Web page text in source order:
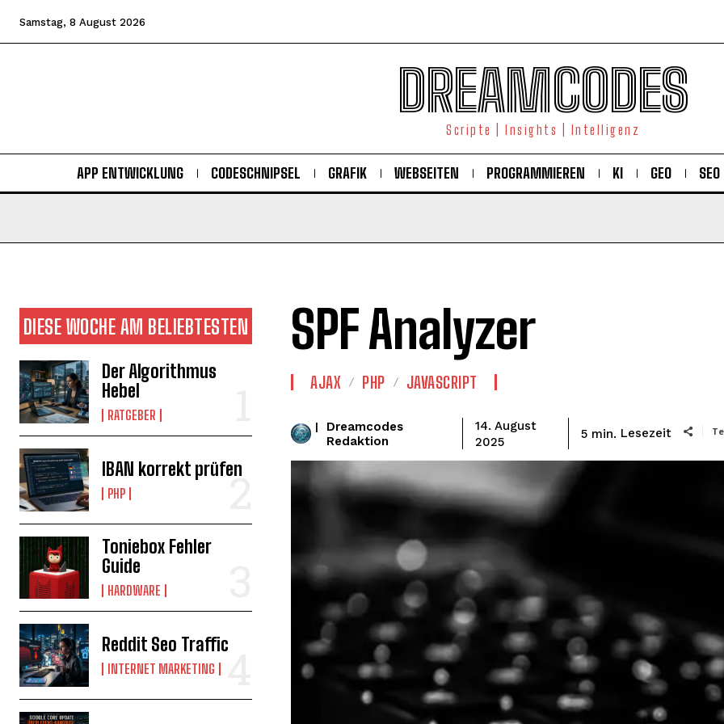
Samstag, 8 August 2026
DREAMCODES
Scripte | Insights | Intelligenz
APP ENTWICKLUNG CODESCHNIPSEL GRAFIK WEBSEITEN PROGRAMMIEREN KI GEO SEO
DIESE WOCHE AM BELIEBTESTEN
Der Algorithmus
Hebel
RATGEBER
IBAN korrekt prüfen
PHP
Toniebox Fehler
Guide
HARDWARE
Reddit Seo Traffic
INTERNET MARKETING
SPF Analyzer
AJAX PHP JAVASCRIPT
|
Dreamcodes
Redaktion
14. August
2025
5 min. Lesezeit